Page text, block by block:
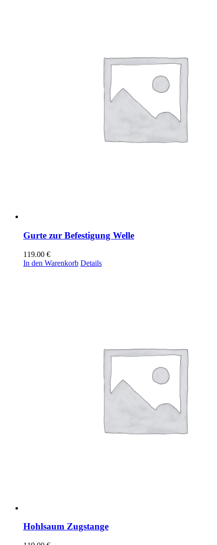
Gurte zur Befestigung Welle
119.00 €
In den Warenkorb Details
Hohlsaum Zugstange